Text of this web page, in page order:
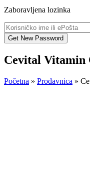
Zaboravljena lozinka
Cevital Vitamin
Početna » Prodavnica »